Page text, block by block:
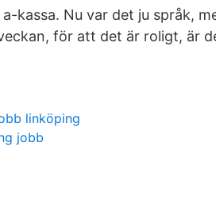
kassa. Nu var det ju språk,
för att det är roligt, är
linköping
jobb